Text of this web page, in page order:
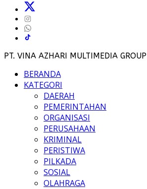
PT. VINA AZHARI MULTIMEDIA GROUP
BERANDA
KATEGORI
DAERAH
PEMERINTAHAN
ORGANISASI
PERUSAHAAN
KRIMINAL
PERISTIWA
PILKADA
SOSIAL
OLAHRAGA